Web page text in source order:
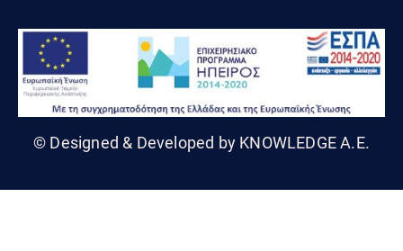
© Designed & Developed by KNOWLEDGE A.E.